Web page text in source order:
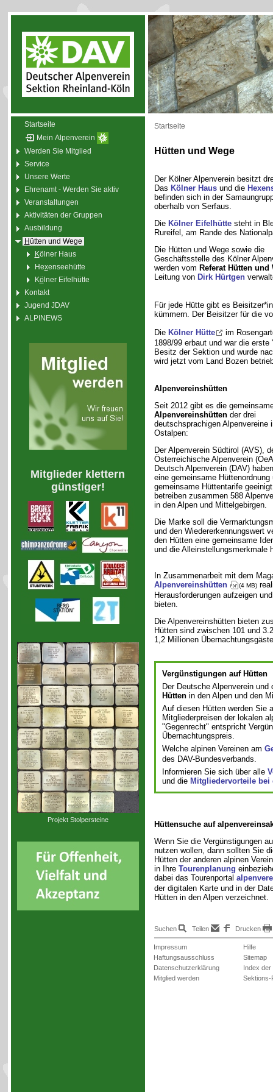
Startseite
Mein Alpenverein
Werden Sie Mitglied
Service
Unsere Werte
Ehrenamt - Werden Sie aktiv
Veranstaltungen
Aktivitäten der Gruppen
Ausbildung
Hütten und Wege
Kölner Haus
Hexenseehütte
Kölner Eifelhütte
Kontakt
Jugend JDAV
ALPINEWS
Mitglieder klettern
günstiger!
Projekt Stolpersteine
Startseite
Hütten und Wege
Der Kölner Alpenverein besitzt
Das Kölner Hausund die
befinden sich in der
oberhalb von Serfaus.
Die Kölner Eifelhüttesteht in
Rureifel, am Rande des
Die Hütten und Wege sowie die
Geschäftsstelle des Kölner
werden vom Referat Hütten und
Leitung von Dirk Hürtgen
Für jede Hütte gibt es
kümmern. Der Beisitzer für die
Die Kölner Hütte
im
1898/99 erbaut und war die
Besitz der Sektion und wurde
wird jetzt vom Land Bozen
Alpenvereinshütten
Seit 2012 gibt es die
Alpenvereinshüttender drei
deutschsprachigen Alpenvereine
Ostalpen:
Der Alpenverein Südtirol (AVS),
Österreichische Alpenverein
Deutsch Alpenverein (DAV)
eine gemeinsame Hüttenordnung
gemeinsame Hüttentarife
betreiben zusammen 588
in den Alpen und Mittelgebirgen.
Die Marke soll die
und den Wiedererkennungswert
den Hütten eine gemeinsame
und die Alleinstellungsmerkmale
In Zusammenarbeit mit dem
Alpenvereinshütten
(4 MB)
Herausforderungen aufzeigen
bieten.
Die Alpenvereinshütten bieten
Hütten sind zwischen 101 und
1,2 Millionen
Vergünstigungen auf Hütten
Der Deutsche Alpenverein
Hüttenin den Alpen und den
Auf diesen Hütten werden Sie
Mitgliederpreisen der lokalen
"Gegenrecht" entspricht
Übernachtungspreis.
Welche alpinen Vereinen am
des DAV-Bundesverbands.
Informieren Sie sich über alle
und die Mitgliedervorteile bei
Hüttensuche auf
Wenn Sie die Vergünstigungen
nutzen wollen, dann sollten Sie
Hütten der anderen alpinen
in Ihre Tourenplanung
dabei das Tourenportal
der digitalen Karte und in der
Hütten in den Alpen verzeichnet.
Suchen Teilen Drucken
Impressum
Haftungsausschluss
Datenschutzerklärung
Mitglied werden
Hilfe
Sitemap
Index der
Sektions-